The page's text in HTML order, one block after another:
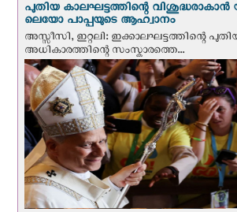
പുതിയ കാലഘട്ടത്തിന്റെ
ലെയോ പാപ്പയുടെ ആഹ്വാനം
അസ്സീസി, ഇറ്റലി: ഇക്കാലഘട്ടത്തിന്റെ
അധികാരത്തിന്റെ സംസ്കാരത്തെ...